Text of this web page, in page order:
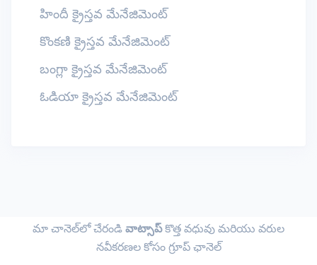
హిందీ క్రైస్తవ మేనేజిమెంట్
కొంకణి క్రైస్తవ మేనేజిమెంట్
బంగ్లా క్రైస్తవ మేనేజిమెంట్
ఓడియా క్రైస్తవ మేనేజిమెంట్
మా చానెల్‌లో చేరండి వాట్సాప్కొత్త వధువు మరియు వరుల
నవీకరణల కోసం గ్రూప్ ఛానెల్